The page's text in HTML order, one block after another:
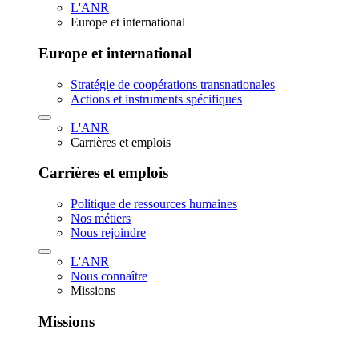
L'ANR
Europe et international
Europe et international
Stratégie de coopérations transnationales
Actions et instruments spécifiques
L'ANR
Carrières et emplois
Carrières et emplois
Politique de ressources humaines
Nos métiers
Nous rejoindre
L'ANR
Nous connaître
Missions
Missions